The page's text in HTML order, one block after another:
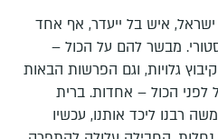
איש בל ייעדר, אף אחד
מבשר להם על הכול –
גלויות, וגם הפרשות הבאות
הכול – אחדות. ברית
רבנו ליכד אותנו, עכשיו